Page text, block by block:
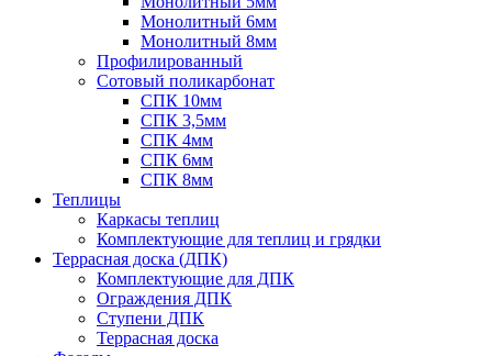
Монолитный 6мм
Монолитный 8мм
Профилированный
Сотовый поликарбонат
СПК 10мм
СПК 3,5мм
СПК 4мм
СПК 6мм
СПК 8мм
Теплицы
Каркасы теплиц
Комплектующие для теплиц и грядки
Террасная доска (ДПК)
Комплектующие для ДПК
Ограждения ДПК
Ступени ДПК
Террасная доска